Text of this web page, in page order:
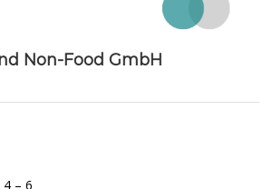
Non-Food GmbH
– 6